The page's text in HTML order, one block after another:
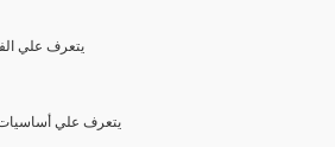
(1) يتعرف علي
(2) يتعرف علي